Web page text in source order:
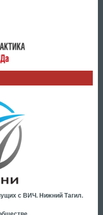
с ВИЧ. Нижний Тагил.